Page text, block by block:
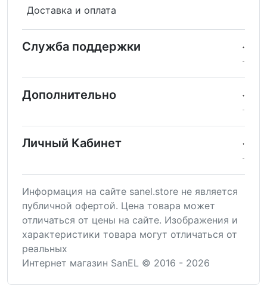
Доставка и оплата
Служба поддержки
Дополнительно
Личный Кабинет
Информация на сайте sanel.store не является
публичной офертой. Цена товара может
отличаться от цены на сайте. Изображения и
характеристики товара могут отличаться от
реальных
Интернет магазин SanEL © 2016 - 2026